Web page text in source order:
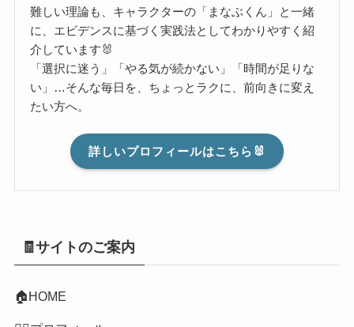
難しい理論も、キャラクターの「まなぶくん」と一緒
に、エビデンスに基づく実践法としてわかりやすく紹
介しています🐰
「選択に迷う」「やる気が続かない」「時間が足りな
い」…そんな毎日を、ちょっとラクに、前向きに変え
たい方へ。
詳しいプロフィールはこちら🐰
🧾サイトのご案内
🏠HOME